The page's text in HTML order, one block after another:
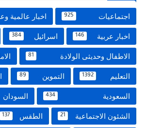
اجتماعيات 925 اخبار عالمية
اخبار عربية 146 اسرائيل 384
الاطفال وحديثى الولادة 81
التعليم 1392 التموين 89
السعودية 434 السودان
الشئون الاجتماعية 21 الطقس 137